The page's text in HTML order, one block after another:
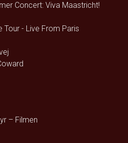
Concert: Viva Maastricht!
Tour - Live From Paris
– Filmen